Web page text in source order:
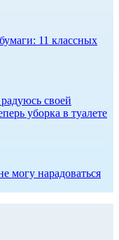
11 классных
своей
уборка в туалете
могу нарадоваться